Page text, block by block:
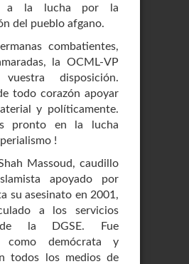
a la lucha por la
del pueblo afgano.
combatientes,
la OCML-VP
disposición.
todo corazón apoyar
y políticamente.
pronto en la lucha
!
Massoud, caudillo
apoyado por
su asesinato en 2001,
a los servicios
la DGSE. Fue
como demócrata y
todos los medios de